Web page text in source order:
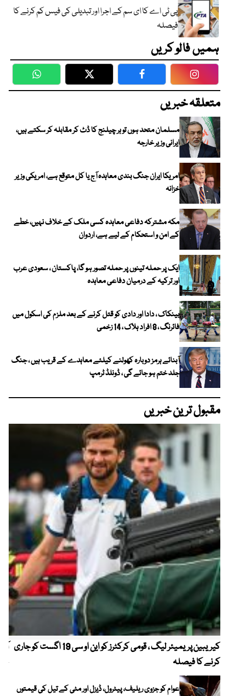
پی ٹی اے کا ای سم کے اجرا اور تبدیلی کی فیس کم کرنے کا
فیصلہ
ہمیں فالو کریں
WhatsApp Twitter Facebook
متعلقہ خبریں
مسلمان متحد ہوں تو ہر چیلنج کا ڈٹ کر مقابلہ کر سکتے ہیں،
ایرانی وزیر خارجہ
امریکا ایران جنگ بندی معاہدہ آج یا کل متوقع ہے، امریکی وزیر
خزانہ
مکہ مشترکہ دفاعی معاہدہ کسی ملک کے خلاف نہیں، خطے
کے امن و استحکام کے لیے ہے، اردوان
ایک پر حملہ تینوں پر حملہ تصور ہو گا، پاکستان ، سعودی عرب
اور ترکیہ کے درمیان دفاعی معاہدہ
بینکاک ، دادا اور دادی کو قتل کرنے کے بعد ملزم کی اسکول میں
فائرنگ ، 8 افراد ہلاک ، 14 زخمی
آبنائے ہرمز دوبارہ کھولنے کیلئے معاہدے کے قریب ہیں ، جنگ
جلد ختم ہو جائے گی ، ڈونلڈ ٹرمپ
مقبول ترین خبریں
کیریبین پریمیئر لیگ ، قومی کرکٹرز کو این او سی 19 اگست کو جاری
کرنے کا فیصلہ
عوام کو جزوی ریلیف، پیٹرول، ڈیزل اور مٹی کے تیل کی قیمتوں